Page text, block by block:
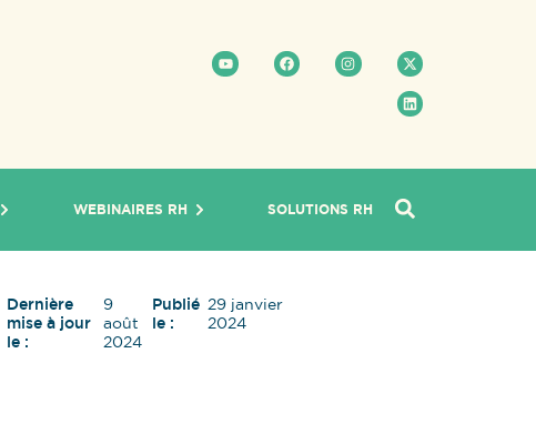
WEBINAIRES RH SOLUTIONS RH
Dernière
mise à jour
le :
9
août
2024
Publié
le :
29 janvier
2024